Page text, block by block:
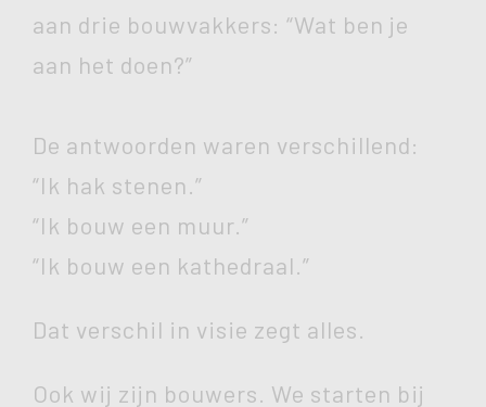
aan drie bouwvakkers: “Wat ben je
aan het doen?”
De antwoorden waren verschillend:
“Ik hak stenen.”
“Ik bouw een muur.”
“Ik bouw een kathedraal.”
Dat verschil in visie zegt alles.
Ook wij zijn bouwers. We starten bij